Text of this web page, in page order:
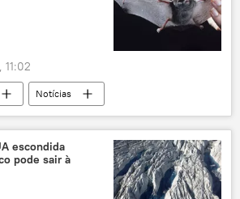
Notícias
Unido
inovação
e Tecnologia
gadget
escondida
pode sair à